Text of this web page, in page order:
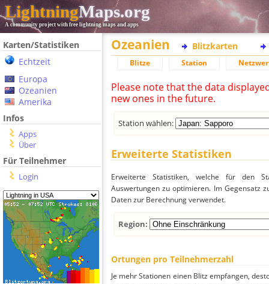
LightningMaps.org
A community project with free lightning maps and apps
Karten/Statistiken
Echtzeit
Europa
Ozeanien
Amerika
Infos
Apps
Über
Für Teilnehmer
Login
Ozeanien Blitzkarten
Blitze Station
Please note that the data
new ones in the future.
Station wählen:
Erweiterte Statistiken
Erweiterte Statistiken, welche für den
Auswertungen zu optimieren. Im Gegensatz
Daten zur Berechnung verwendet.
Region:
Ortungen pro Teilnehmerzahl
Je mehr Stationen einen Blitz empfangen,